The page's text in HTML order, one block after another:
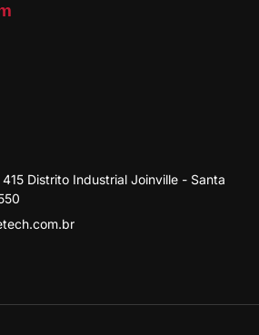
Distrito Industrial Joinville - Santa